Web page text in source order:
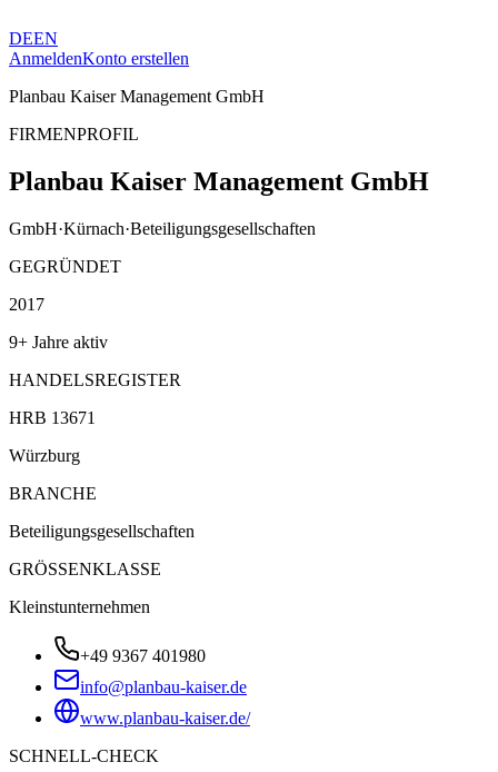
DEEN
AnmeldenKonto erstellen
Planbau Kaiser Management GmbH
FIRMENPROFIL
Planbau Kaiser Management GmbH
GmbH·Kürnach·Beteiligungsgesellschaften
GEGRÜNDET
2017
9+ Jahre aktiv
HANDELSREGISTER
HRB 13671
Würzburg
BRANCHE
Beteiligungsgesellschaften
GRÖSSENKLASSE
Kleinstunternehmen
+49 9367 401980
info@planbau-kaiser.de
www.planbau-kaiser.de/
SCHNELL-CHECK